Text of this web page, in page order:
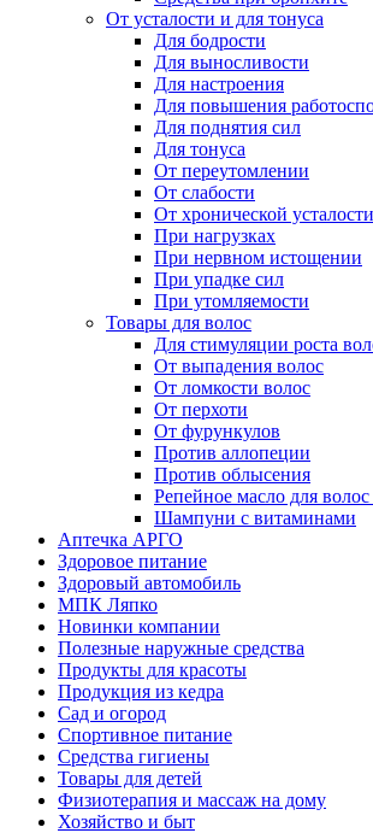
От усталости и для тонуса
Для бодрости
Для выносливости
Для настроения
Для повышения
Для поднятия сил
Для тонуса
От переутомлении
От слабости
От хронической усталости
При нагрузках
При нервном истощении
При упадке сил
При утомляемости
Товары для волос
Для стимуляции роста
От выпадения волос
От ломкости волос
От перхоти
От фурункулов
Против аллопеции
Против облысения
Репейное масло для
Шампуни с витаминами
Аптечка АРГО
Здоровое питание
Здоровый автомобиль
МПК Ляпко
Новинки компании
Полезные наружные средства
Продукты для красоты
Продукция из кедра
Сад и огород
Спортивное питание
Средства гигиены
Товары для детей
Физиотерапия и массаж на дому
Хозяйство и быт